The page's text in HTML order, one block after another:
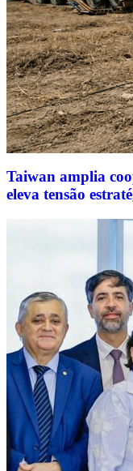
Taiwan amplia
eleva tensão